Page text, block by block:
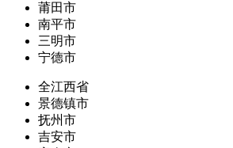
莆田市
南平市
三明市
宁德市
全江西省
景德镇市
抚州市
吉安市